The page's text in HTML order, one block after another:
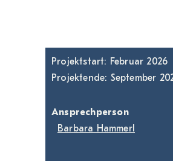
Projektstart: Februar 2026
Projektende: September
Ansprechperson
Barbara Hammerl